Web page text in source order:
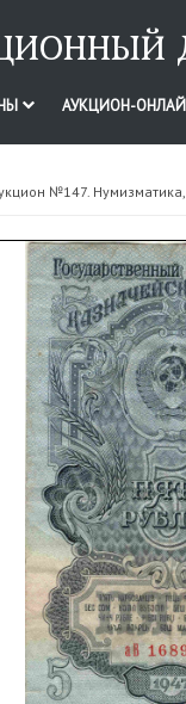
АУКЦИОН-
№147.